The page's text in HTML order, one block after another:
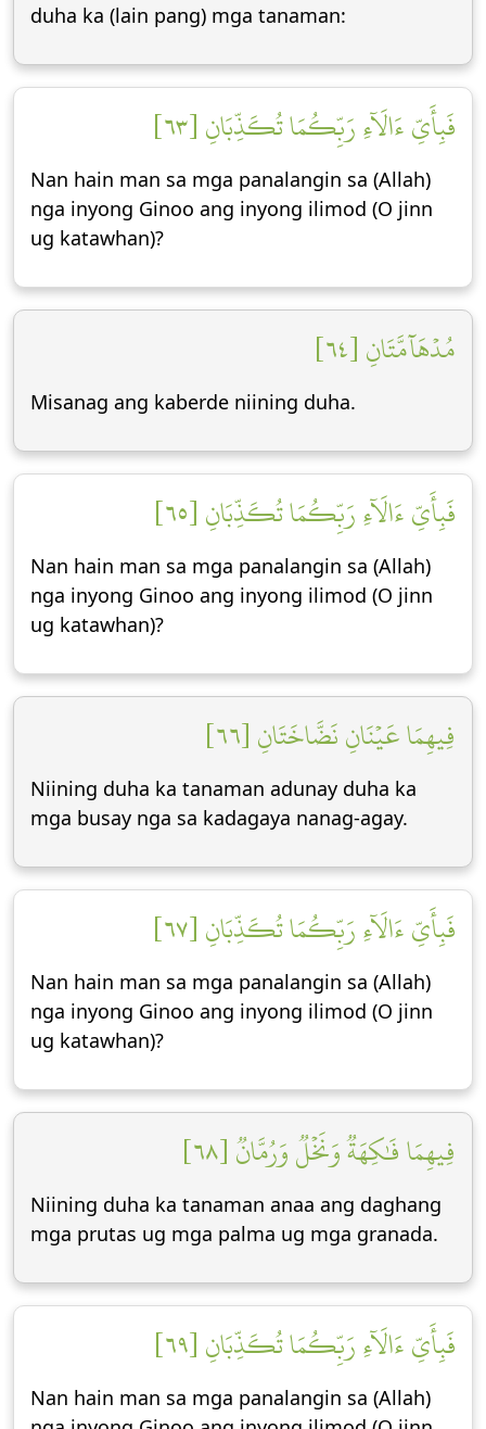
duha ka (lain pang) mga tanaman:
فَبِأَيِّ ءَالَآءِ رَبِّكُمَا تُكَذِّبَانِ [٦٣]
Nan hain man sa mga panalangin sa (Allah)
nga inyong Ginoo ang inyong ilimod (O jinn
ug katawhan)?
مُدۡهَآمَّتَانِ [٦٤]
Misanag ang kaberde niining duha.
فَبِأَيِّ ءَالَآءِ رَبِّكُمَا تُكَذِّبَانِ [٦٥]
Nan hain man sa mga panalangin sa (Allah)
nga inyong Ginoo ang inyong ilimod (O jinn
ug katawhan)?
فِيهِمَا عَيۡنَانِ نَضَّاخَتَانِ [٦٦]
Niining duha ka tanaman adunay duha ka
mga busay nga sa kadagaya nanag-agay.
فَبِأَيِّ ءَالَآءِ رَبِّكُمَا تُكَذِّبَانِ [٦٧]
Nan hain man sa mga panalangin sa (Allah)
nga inyong Ginoo ang inyong ilimod (O jinn
ug katawhan)?
فِيهِمَا فَٰكِهَةٞ وَنَخۡلٞ وَرُمَّانٞ [٦٨]
Niining duha ka tanaman anaa ang daghang
mga prutas ug mga palma ug mga granada.
فَبِأَيِّ ءَالَآءِ رَبِّكُمَا تُكَذِّبَانِ [٦٩]
Nan hain man sa mga panalangin sa (Allah)